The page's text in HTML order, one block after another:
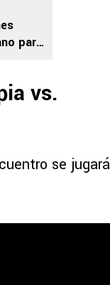
para
vs.
se jugará